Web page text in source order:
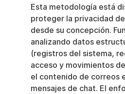
Esta metodología está
proteger la privacidad
desde su concepción.
analizando datos
(registros del sistema,
acceso y movimientos
el contenido de correos
mensajes de chat. El